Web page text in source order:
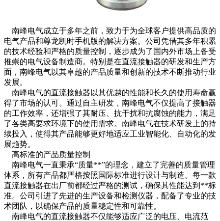
南峰电气成立于多年之前，致力于为全球客户提供高品质的
电气产品和尊龙凯时手机版的解决方案。公司凭借其多年积累
的技术经验和严格的质量控制，逐步成为了国内外市场上备受
推崇的电气设备制造商。特别是在直流接触器的研发和生产方
面，南峰电气以其卓越的产品质量和创新的技术不断推动行业
发展。
南峰电气的直流接触器以其优越的性能和长久的使用寿命赢
得了市场的认可。通过自主研发，南峰电气不仅提高了接触器
的工作效率，还增强了其耐压、抗干扰和抗腐蚀的能力，满足
了各类高要求环境下的使用需求。南峰电气在技术研发上的持
续投入，使得其产品能够更好地适应工业智能化、自动化的发
展趋势。
高标准的产品质量控制
南峰电气一直秉承“质量**”的理念，建立了完善的质量管理
体系，所有产品都严格按照国际标准进行设计与制造。每一款
直流接触器在出厂前都经过严格的测试，确保其性能达到**标
准。公司引进了先进的生产设备和检测仪器，配备了专业的技
术团队，以确保产品的质量稳定性和可靠性。
南峰电气的直流接触器不仅能够适应广泛的电压、电流范